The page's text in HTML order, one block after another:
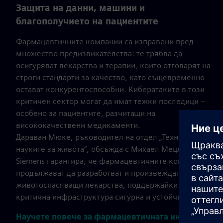
Защита на данни, машини и
благополучието на пациентите
Фармацевтичните компании са изправени пред
множество предизвикателства: те трябва да
осигуряват лекарства и терапии, които отговарят на
строги стандарти за качество, като същевременно
остават конкурентоспособни. Кибератаките в този
критичен сектор могат да имат тежки последици –
особено за пациентите, разчитащи на
висококачествени медикаменти.
Дараван Мюке, ръководител на отдел „Технологии в
науките за живота“, обсъжда с Михаел Мецлер как
Siemens гарантира, че фармацевтичните компании
продължават да разработват и произвеждат
животоспасяващи лекарства, поддържайки своята
критична инфраструктура сигурна и устойчива.
Научете повече за фармацевтичната индустрия >